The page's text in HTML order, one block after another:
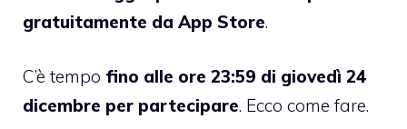
gratuitamente da App Store.
C’è tempo fino alle ore 23:59 di giovedì 24
dicembre per partecipare. Ecco come fare.